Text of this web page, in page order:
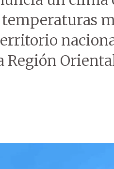
Región